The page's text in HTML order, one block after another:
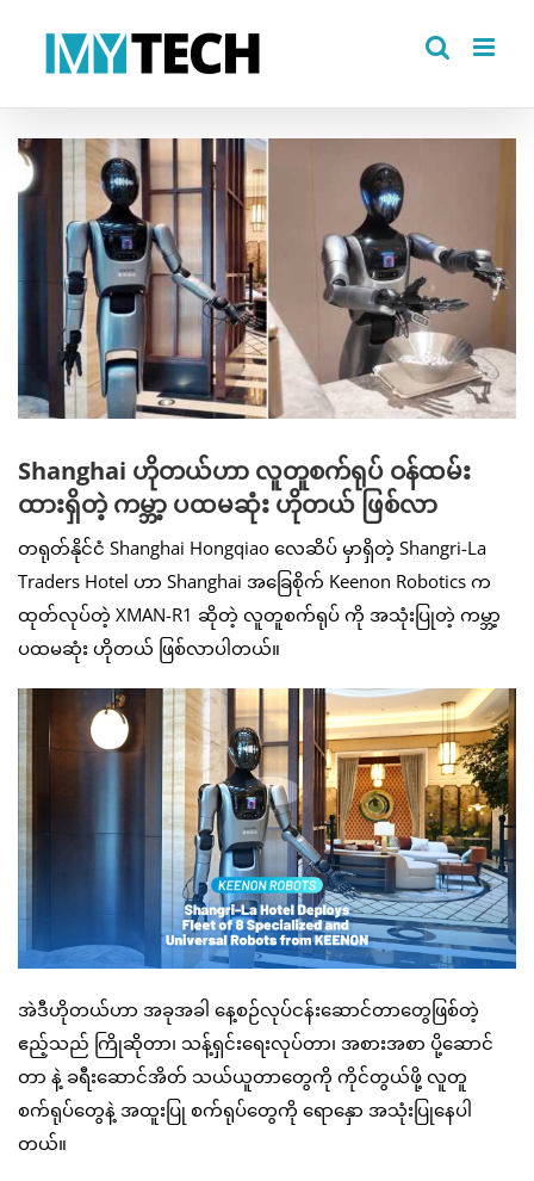
View
Larger
Image
Shanghai ဟိုတယ်ဟာ လူတူစက်ရုပ် ဝန်ထမ်း
ထားရှိတဲ့ ကမ္ဘာ့ ပထမဆုံး ဟိုတယ် ဖြစ်လာ
တရုတ်နိုင်ငံ Shanghai Hongqiao လေဆိပ် မှာရှိတဲ့ Shangri-La
Traders Hotel ဟာ Shanghai အခြေစိုက် Keenon Robotics က
ထုတ်လုပ်တဲ့ XMAN-R1 ဆိုတဲ့ လူတူစက်ရုပ် ကို အသုံးပြုတဲ့ ကမ္ဘာ့
ပထမဆုံး ဟိုတယ် ဖြစ်လာပါတယ်။
အဲဒီဟိုတယ်ဟာ အခုအခါ နေ့စဉ်လုပ်ငန်းဆောင်တာတွေဖြစ်တဲ့
ဧည့်သည် ကြိုဆိုတာ၊ သန့်ရှင်းရေးလုပ်တာ၊ အစားအစာ ပို့ဆောင်
တာ နဲ့ ခရီးဆောင်အိတ် သယ်ယူတာတွေကို ကိုင်တွယ်ဖို့ လူတူ
စက်ရုပ်တွေနဲ့ အထူးပြု စက်ရုပ်တွေကို ရောနှော အသုံးပြုနေပါ
တယ်။